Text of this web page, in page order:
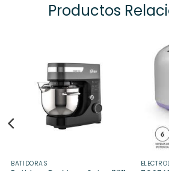
Productos
BATIDORAS